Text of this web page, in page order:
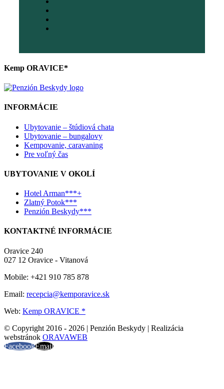
Kemp ORAVICE*
INFORMÁCIE
Ubytovanie – štúdiová chata
Ubytovanie – bungalovy
Kempovanie, caravaning
Pre voľný čas
UBYTOVANIE V OKOLÍ
Hotel Arman***+
Zlatný Potok***
Penzión Beskydy***
KONTAKTNÉ INFORMÁCIE
Oravice 240
027 12 Oravice - Vitanová
Mobile: +421 910 785 878
Email: recepcia@kemporavice.sk
Web: Kemp ORAVICE *
© Copyright 2016 - 2026 | Penzión Beskydy | Realizácia
webstránok ORAVAWEB
FacebookEmail